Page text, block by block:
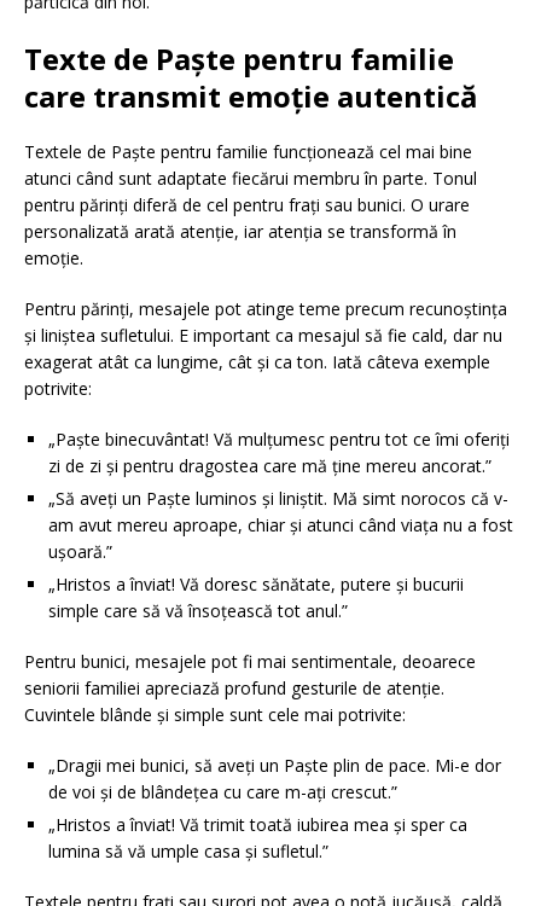
Texte de Paște pentru familie
care transmit emoție autentică
Textele de Paște pentru familie funcționează cel mai bine
atunci când sunt adaptate fiecărui membru în parte. Tonul
pentru părinți diferă de cel pentru frați sau bunici. O urare
personalizată arată atenție, iar atenția se transformă în
emoție.
Pentru părinți, mesajele pot atinge teme precum recunoștința
și liniștea sufletului. E important ca mesajul să fie cald, dar nu
exagerat atât ca lungime, cât și ca ton. Iată câteva exemple
potrivite:
„Paște binecuvântat! Vă mulțumesc pentru tot ce îmi oferiți
zi de zi și pentru dragostea care mă ține mereu ancorat.”
„Să aveți un Paște luminos și liniștit. Mă simt norocos că v-
am avut mereu aproape, chiar și atunci când viața nu a fost
ușoară.”
„Hristos a înviat! Vă doresc sănătate, putere și bucurii
simple care să vă însoțească tot anul.”
Pentru bunici, mesajele pot fi mai sentimentale, deoarece
seniorii familiei apreciază profund gesturile de atenție.
Cuvintele blânde și simple sunt cele mai potrivite:
„Dragii mei bunici, să aveți un Paște plin de pace. Mi-e dor
de voi și de blândețea cu care m-ați crescut.”
„Hristos a înviat! Vă trimit toată iubirea mea și sper ca
lumina să vă umple casa și sufletul.”